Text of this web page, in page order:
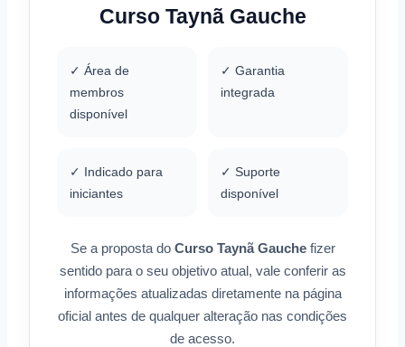
Curso Taynã Gauche
✓ Área de
membros
disponível
✓ Garantia
integrada
✓ Indicado para
iniciantes
✓ Suporte
disponível
Se a proposta do Curso Taynã Gauchefizer
sentido para o seu objetivo atual, vale conferir as
informações atualizadas diretamente na página
oficial antes de qualquer alteração nas condições
de acesso.